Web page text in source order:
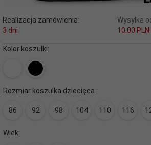
Realizacja zamówienia:
3 dni
Wysyłka
10.00 PLN
Kolor koszulki:
Rozmiar koszulka dziecięca :
86 92 98 104 110 116
Wiek: